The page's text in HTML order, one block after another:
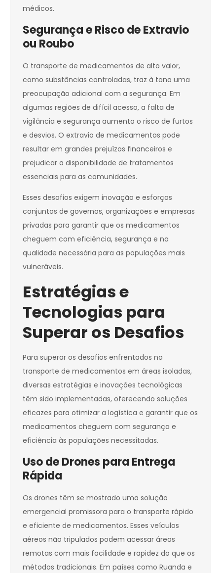
médicos.
Segurança e Risco de Extravio
ou Roubo
O transporte de medicamentos de alto valor,
como substâncias controladas, traz à tona uma
preocupação adicional com a segurança. Em
algumas regiões de difícil acesso, a falta de
vigilância e segurança aumenta o risco de furtos
e desvios. O extravio de medicamentos pode
resultar em grandes prejuízos financeiros e
prejudicar a disponibilidade de tratamentos
essenciais para as comunidades.
Esses desafios exigem inovação e esforços
conjuntos de governos, organizações e empresas
privadas para garantir que os medicamentos
cheguem com eficiência, segurança e na
qualidade necessária para as populações mais
vulneráveis.
Estratégias e
Tecnologias para
Superar os Desafios
Para superar os desafios enfrentados no
transporte de medicamentos em áreas isoladas,
diversas estratégias e inovações tecnológicas
têm sido implementadas, oferecendo soluções
eficazes para otimizar a logística e garantir que os
medicamentos cheguem com segurança e
eficiência às populações necessitadas.
Uso de Drones para Entrega
Rápida
Os drones têm se mostrado uma solução
emergencial promissora para o transporte rápido
e eficiente de medicamentos. Esses veículos
aéreos não tripulados podem acessar áreas
remotas com mais facilidade e rapidez do que os
métodos tradicionais. Em países como Ruanda e